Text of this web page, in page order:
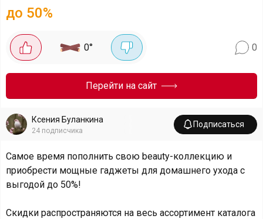
до 50%
0° 0
Перейти на сайт
Ксения Буланкина
24 подписчика
Подписаться
Самое время пополнить свою beauty-коллекцию и
приобрести мощные гаджеты для домашнего ухода с
выгодой до 50%!
Скидки распространяются на весь ассортимент каталога